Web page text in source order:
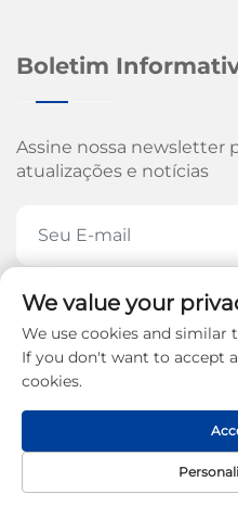
Boletim
Assine nossa newsletter
atualizações e notícias
ASSINE
Direitos autorais © 2026
Co., Ltd. - Política de
We value your
We use cookies and similar
If you don't want to accept
cookies.